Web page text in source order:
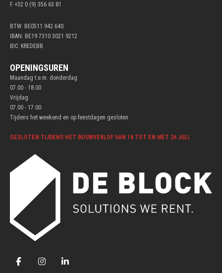
F +32 0 (9) 356 63 81
BTW: BE0511.942.640
IBAN: BE19 7310 3021 9212
BIC: KREDEBB
OPENINGSUREN
Maandag t.e.m. donderdag
07.00 - 18.00
Vrijdag
07.00 - 17.00
Tijdens het weekend en op feestdagen gesloten
GESLOTEN TIJDENS HET BOUWVERLOF VAN 18 TOT EN MET 26 JULI.